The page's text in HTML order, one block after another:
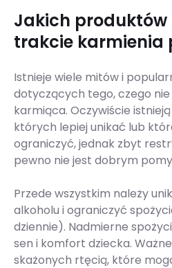
Jakich produktów
trakcie karmienia
Istnieje wiele mitów i
dotyczących tego, czego
karmiąca. Oczywiście
których lepiej unikać lub
ograniczyć, jednak zbyt
pewno nie jest dobrym
Przede wszystkim należy
alkoholu i ograniczyć
dziennie). Nadmierne
sen i komfort dziecka​​​​.
skażonych rtęcią, które